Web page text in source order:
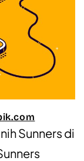
Sunners di